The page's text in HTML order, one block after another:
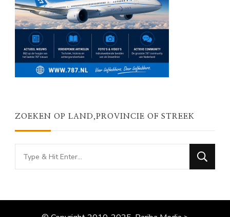
ZOEKEN OP LAND,PROVINCIE OF STREEK
Looking
for